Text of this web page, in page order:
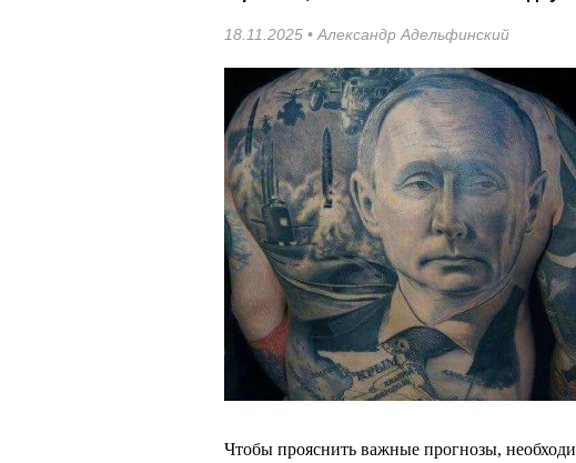
18.11.2025 • Александр Адельфинский
Чтобы прояснить важные прогнозы,